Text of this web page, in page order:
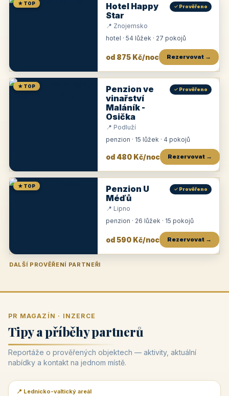
★ TOP
Hotel Happy
Star
✓ Prověřeno
📍 Znojemsko
hotel · 54 lůžek · 27 pokojů
od 875 Kč/noc Rezervovat →
★ TOP
Penzion ve
vinařství
Maláník -
Osička
✓ Prověřeno
📍 Podluží
penzion · 15 lůžek · 4 pokojů
od 480 Kč/noc Rezervovat →
★ TOP
Penzion U
Méďů
✓ Prověřeno
📍 Lipno
penzion · 26 lůžek · 15 pokojů
od 590 Kč/noc Rezervovat →
DALŠÍ PROVĚŘENÍ PARTNEŘI
Penzion U Zámku Pension Faber
PR MAGAZÍN · INZERCE
Tipy a příběhy partnerů
Reportáže o prověřených objektech — aktivity, aktuální
nabídky a kontakt na jednom místě.
📰 PR článek
📍 Lednicko-valtický areál